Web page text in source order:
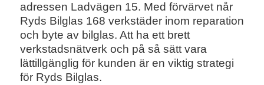
adressen Ladvägen 15. Med förvärvet når
Ryds Bilglas 168 verkstäder inom reparation
och byte av bilglas. Att ha ett brett
verkstadsnätverk och på så sätt vara
lättillgänglig för kunden är en viktig strategi
för Ryds Bilglas.